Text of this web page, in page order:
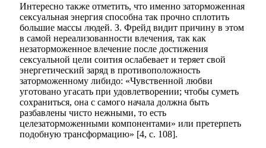
Интересно также отметить, что именно заторможенная
сексуальная энергия способна так прочно сплотить
большие массы людей. З. Фрейд видит причину в этом
в самой нереализованности влечения, так как
незаторможенное влечение после достижения
сексуальной цели соития ослабевает и теряет свой
энергетический заряд в противоположность
заторможенному либидо: «Чувственной любви
уготовано угасать при удовлетворении; чтобы суметь
сохраниться, она с самого начала должна быть
разбавлены чисто нежными, то есть
целезаторможенными компонентами» или претерпеть
подобную трансформацию» [4, с. 108].